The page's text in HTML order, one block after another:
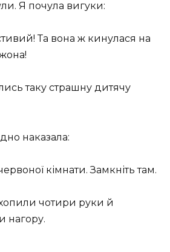
Я почула вигуки:
Та вона ж кинулася на
таку страшну дитячу
наказала:
кімнати. Замкніть там.
чотири руки й
нагору.